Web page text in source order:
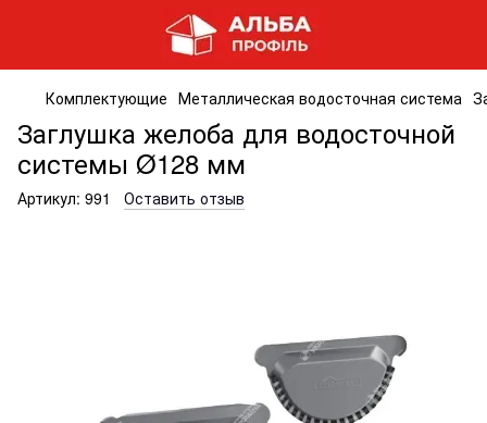
Комплектующие Металлическая водосточная система
Заглушка желоба для водосточной
системы Ø128 мм
Артикул: 991 Оставить отзыв